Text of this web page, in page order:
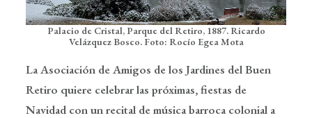
Search
Palacio de Cristal, Parque del Retiro, 1887. Ricardo
Velázquez Bosco. Foto: Rocío Egea Mota
La Asociación de Amigos de los Jardines del Buen
Retiro quiere celebrar las próximas, fiestas de
Navidad con un recital de música barroca colonial a